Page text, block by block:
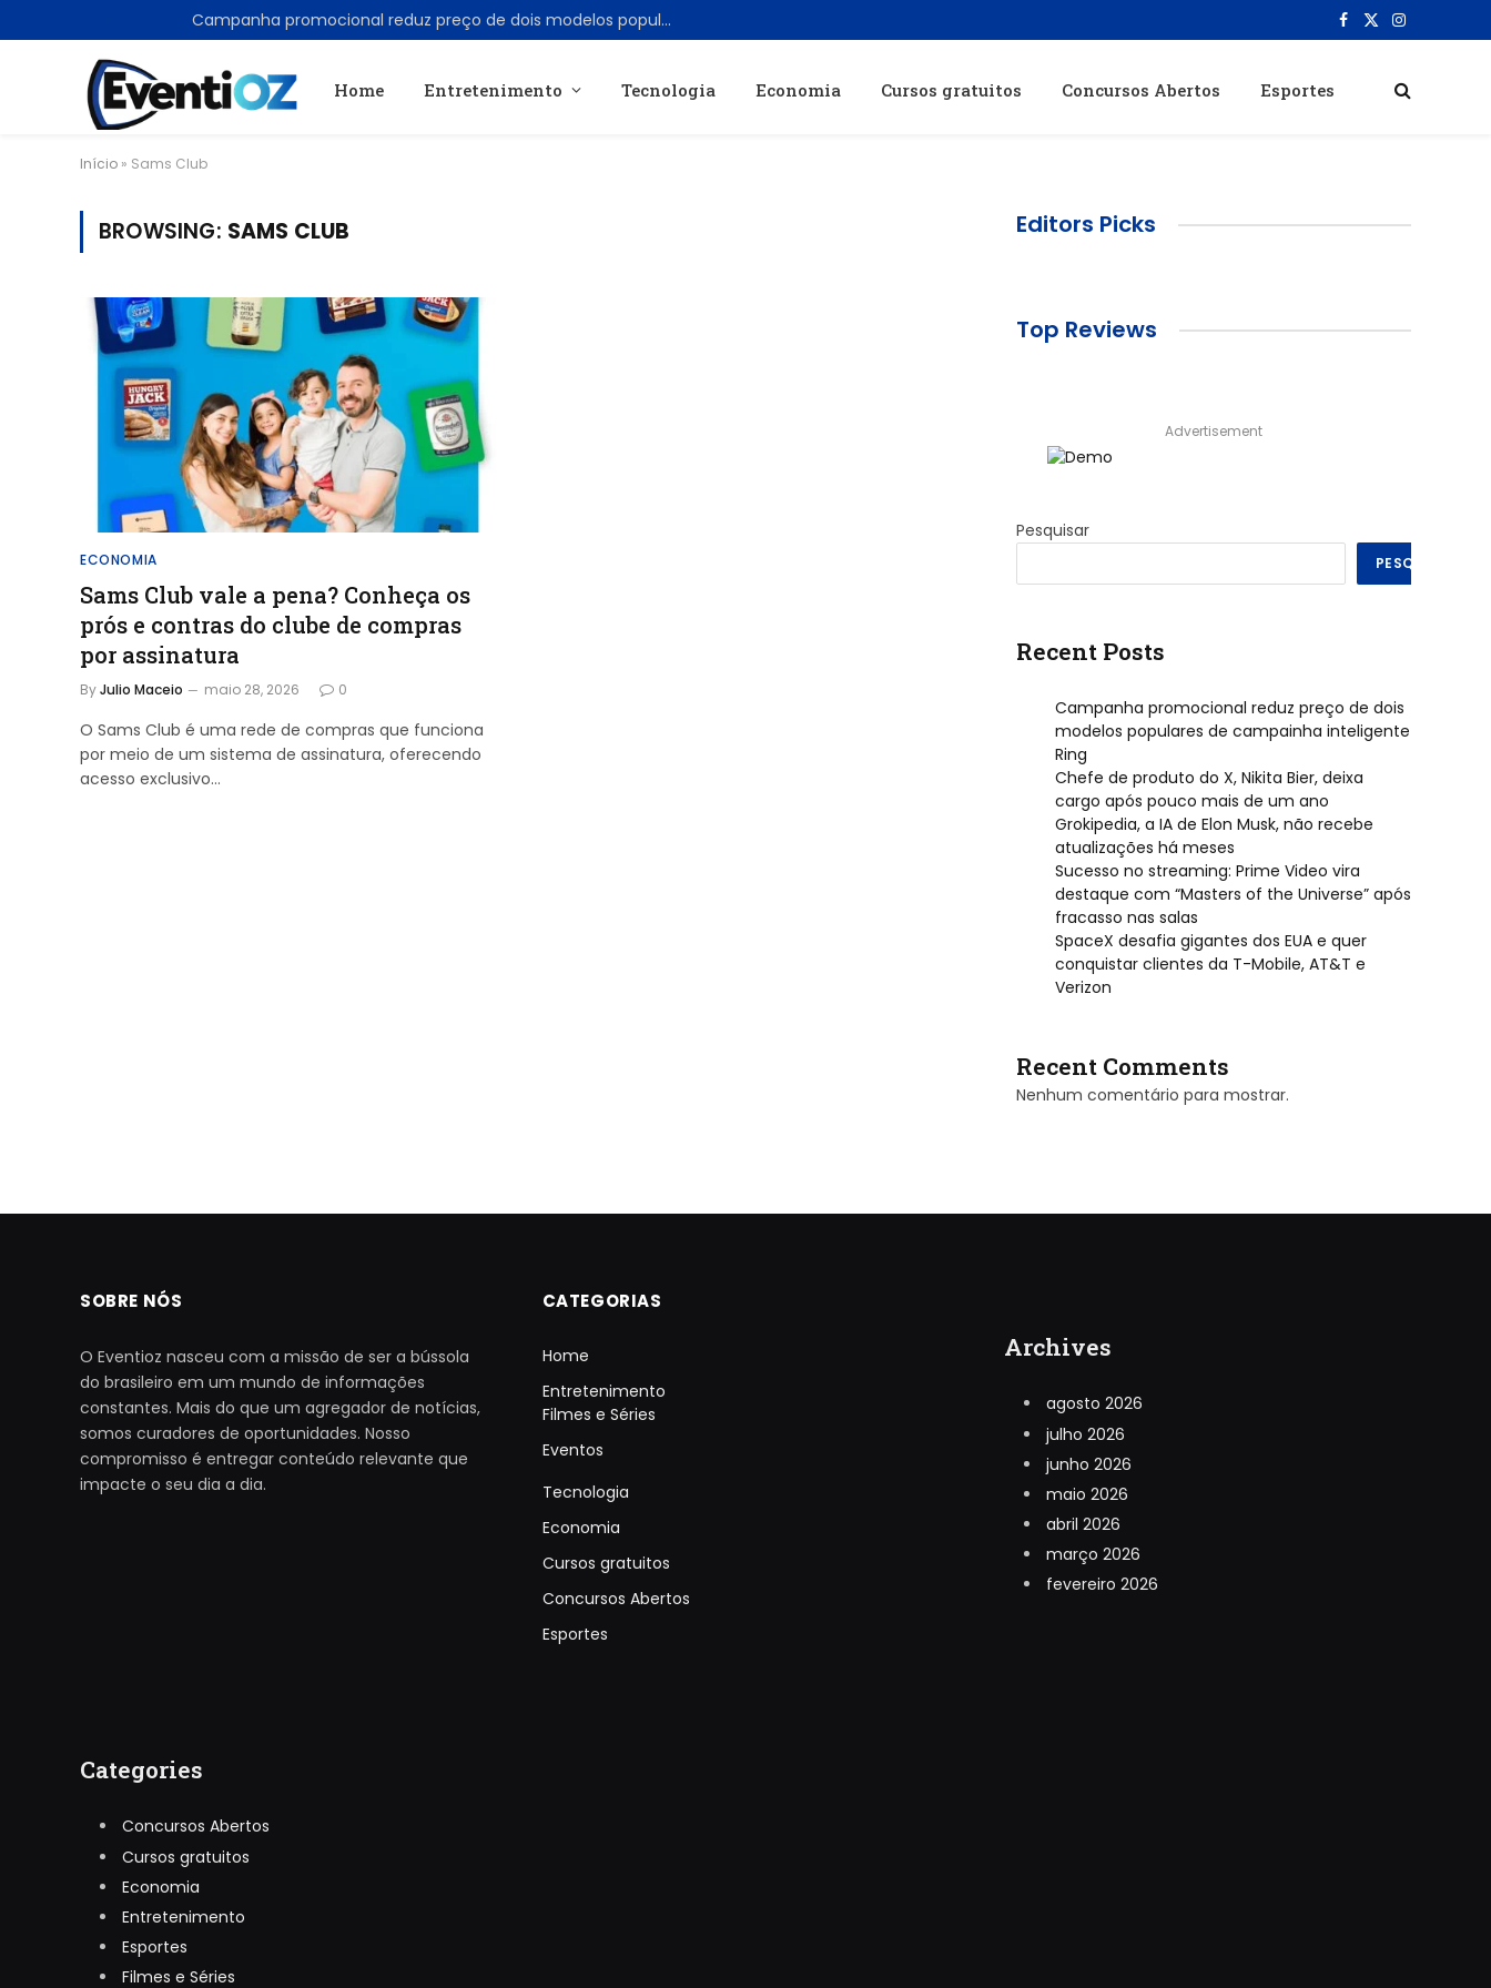
Campanha promocional reduz preço de dois modelos populares de campainha inteligente Ring Facebook
X
Instagram
Home Entretenimento Tecnologia Economia Cursos gratuitos Concursos Abertos Esportes
Início » Sams Club
BROWSING: SAMS CLUB
ECONOMIA
Sams Club vale a pena? Conheça os
prós e contras do clube de compras
por assinatura
ByJulio Maceio maio 28, 2026 0
O Sams Club é uma rede de compras que funciona
por meio de um sistema de assinatura, oferecendo
acesso exclusivo…
Editors Picks
Top Reviews
Advertisement
Pesquisar
PESQUISAR
Recent Posts
Campanha promocional reduz preço de dois
modelos populares de campainha inteligente
Ring
Chefe de produto do X, Nikita Bier, deixa
cargo após pouco mais de um ano
Grokipedia, a IA de Elon Musk, não recebe
atualizações há meses
Sucesso no streaming: Prime Video vira
destaque com “Masters of the Universe” após
fracasso nas salas
SpaceX desafia gigantes dos EUA e quer
conquistar clientes da T-Mobile, AT&T e
Verizon
Recent Comments
Nenhum comentário para mostrar.
SOBRE NÓS
O Eventioz nasceu com a missão de ser a bússola
do brasileiro em um mundo de informações
constantes. Mais do que um agregador de notícias,
somos curadores de oportunidades. Nosso
compromisso é entregar conteúdo relevante que
impacte o seu dia a dia.
CATEGORIAS
Home
Entretenimento
Filmes e Séries
Eventos
Tecnologia
Economia
Cursos gratuitos
Concursos Abertos
Esportes
Archives
agosto 2026
julho 2026
junho 2026
maio 2026
abril 2026
março 2026
fevereiro 2026
Categories
Concursos Abertos
Cursos gratuitos
Economia
Entretenimento
Esportes
Filmes e Séries